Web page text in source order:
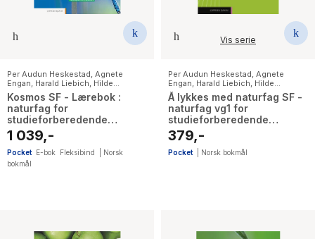
Per Audun Heskestad, Agnete
Engan, Harald Liebich, Hilde
Christine Mykland
Karoline Nærø
Svein Arne Eggebø Valvik
Kosmos SF - Lærebok :
naturfag for
studieforberedende
utdanningsprogrammer
1 039,-
Pocket E-bok Fleksibind
Norsk
bokmål
Vis serie
Per Audun Heskestad, Agnete
Engan, Harald Liebich, Hilde
Christine Mykland
Karoline Nærø
Svein Arne Eggebø Valvik
Å lykkes med naturfag SF -
naturfag vg1 for
studieforberedende
utdanningsprogram
379,-
Pocket Norsk bokmål